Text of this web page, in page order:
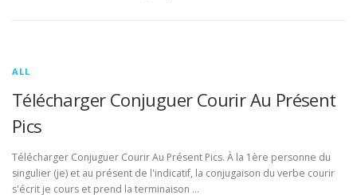
ALL
Télécharger Conjuguer Courir Au Présent
Pics
Télécharger Conjuguer Courir Au Présent Pics. À la 1ère personne du
singulier (je) et au présent de l'indicatif, la conjugaison du verbe courir
s'écrit je cours et prend la terminaison …